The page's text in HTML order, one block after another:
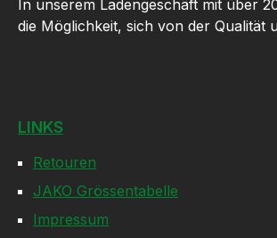
In unserem Ladengeschäft mit über
die Möglichkeit, sich von der Qualität
LINKS
Retouren
JAKO Grössentabelle
Impressum